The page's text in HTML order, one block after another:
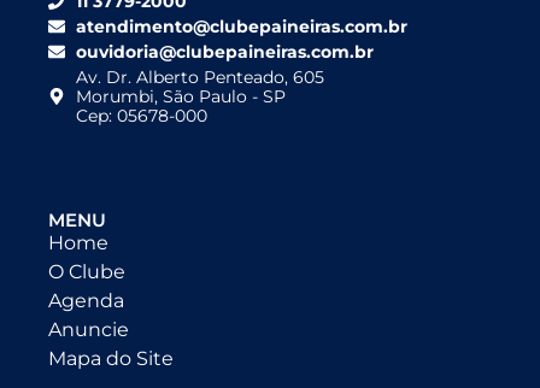
atendimento@clubepaineiras.com.br
ouvidoria@clubepaineiras.com.br
Av. Dr. Alberto Penteado, 605
Morumbi, São Paulo - SP
Cep: 05678-000
MENU
Home
O Clube
Agenda
Anuncie
Mapa do Site